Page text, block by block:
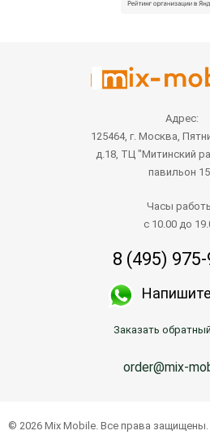
Адрес:
125464, г. Москва,
д.18, ТЦ "Митинский
павильон
Часы
с 10.00 до
8 (495)
Заказать
order@mix-
© 2026 Mix Mobile. Все права защищены.